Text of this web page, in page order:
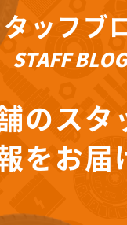
タッフブ
STAFF BLOG
のスタ
をお届